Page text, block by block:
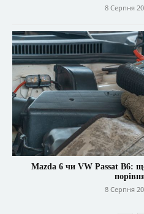
8 Серпня
Mazda 6 чи VW Passat B6:
8 Серпня